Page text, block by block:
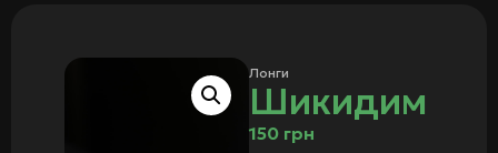
Лонги
Шикидим
150 грн